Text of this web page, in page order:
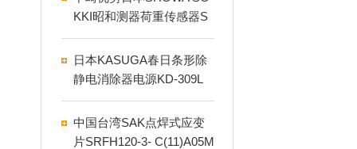
KKI昭和测器荷重传感器S
HE-100KN
日本KASUGA春日条形除
静电消除器电源KD-309L
中国台湾SAK点焊式应变
片SRFH120-3- C(11)A05M